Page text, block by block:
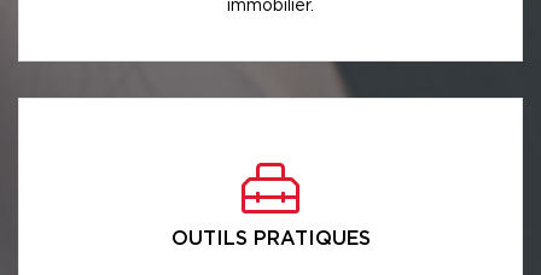
immobilier.
OUTILS PRATIQUES